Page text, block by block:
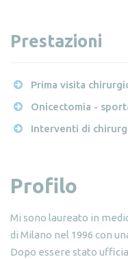
Prestazioni
Prima visita
Onicectomia -
Interventi di
Profilo
Mi sono laureato in
di Milano nel 1996 con
Dopo essere stato